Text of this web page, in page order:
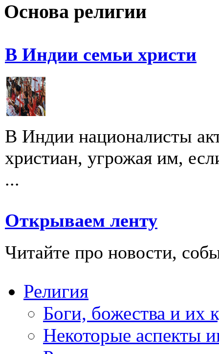
Основа религии
В Индии семьи христи
В Индии националисты
христиан, угрожая им,
...
Открываем ленту
Читайте про новости,
Религия
Боги, божества и их
Некоторые аспекты